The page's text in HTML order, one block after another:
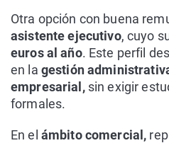
Otra opción con buena
asistente ejecutivo, cuyo
euros al año. Este perfil
en la gestión
empresarial,sin exigir
formales.
En el ámbito comercial,